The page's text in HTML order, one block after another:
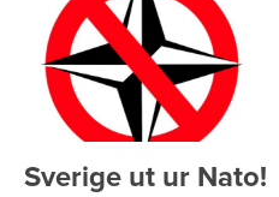
Sverige ut ur Nato!